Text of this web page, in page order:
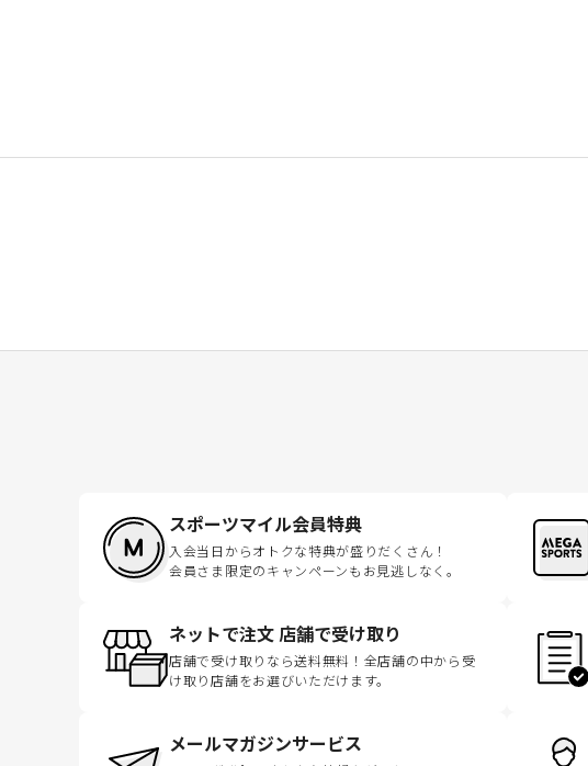
スポーツマイル会員特典
入会当日からオトクな特典が盛りだくさん！
会員さま限定のキャンペーンもお見逃しなく。
ネットで注文 店舗で受け取り
店舗で受け取りなら送料無料！全店舗の中から受
け取り店舗をお選びいただけます。
メールマガジンサービス